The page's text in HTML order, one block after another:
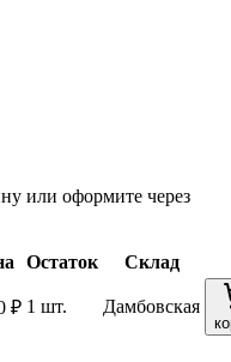
или оформите через
Остаток
Склад
₽ 1 шт. Дамбовская